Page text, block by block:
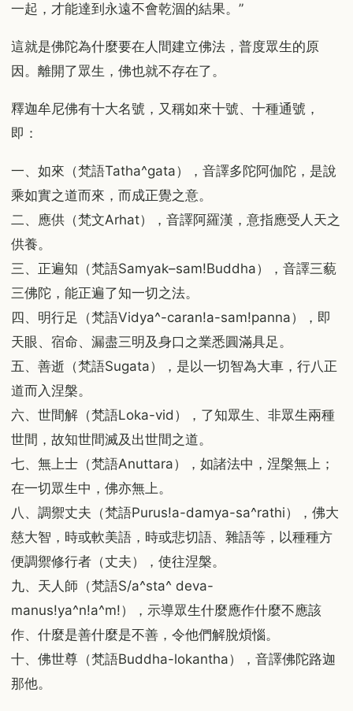
一起，才能達到永遠不會乾涸的結果。”
這就是佛陀為什麼要在人間建立佛法，普度眾生的原
因。離開了眾生，佛也就不存在了。
釋迦牟尼佛有十大名號，又稱如來十號、十種通號，
即：
一、如來（梵語Tatha^gata），音譯多陀阿伽陀，是說
乘如實之道而來，而成正覺之意。
二、應供（梵文Arhat），音譯阿羅漢，意指應受人天之
供養。
三、正遍知（梵語Samyak–sam!Buddha），音譯三藐
三佛陀，能正遍了知一切之法。
四、明行足（梵語Vidya^-caran!a-sam!panna），即
天眼、宿命、漏盡三明及身口之業悉圓滿具足。
五、善逝（梵語Sugata），是以一切智為大車，行八正
道而入涅槃。
六、世間解（梵語Loka-vid），了知眾生、非眾生兩種
世間，故知世間滅及出世間之道。
七、無上士（梵語Anuttara），如諸法中，涅槃無上；
在一切眾生中，佛亦無上。
八、調禦丈夫（梵語Purus!a-damya-sa^rathi），佛大
慈大智，時或軟美語，時或悲切語、雜語等，以種種方
便調禦修行者（丈夫），使往涅槃。
九、天人師（梵語S/a^sta^ deva-
manus!ya^n!a^m!），示導眾生什麼應作什麼不應該
作、什麼是善什麼是不善，令他們解脫煩惱。
十、佛世尊（梵語Buddha-lokantha），音譯佛陀路迦
那他。